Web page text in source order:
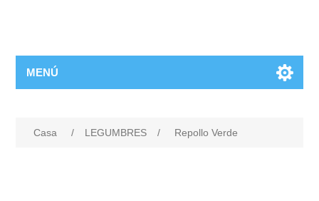
MENÚ
Casa / LEGUMBRES / Repollo Verde